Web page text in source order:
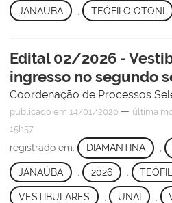
JANAÚBA TEÓFILO OTONI
Edital 02/2026 -
ingresso no segundo
Coordenação de Processos
publicado em 14/01/2026 — última
15h57
registrado em: DIAMANTINA ,
JANAÚBA 2026
VESTIBULARES UNAÍ